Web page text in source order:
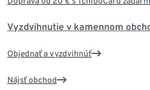
Vyzdvihnutie v kamennom
Objednať a vyzdvihnúť
Nájsť obchod